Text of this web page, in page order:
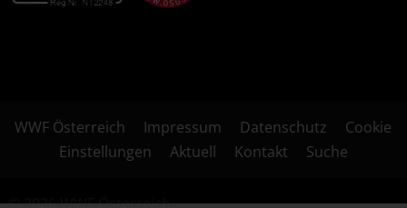
WWF Österreich Impressum Datenschutz
Cookie
Einstellungen
Aktuell Kontakt Suche
© 2026 WWF Österreich